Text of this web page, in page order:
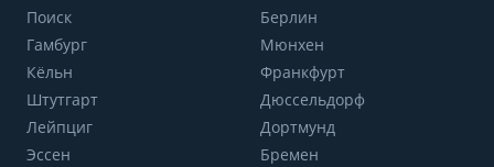
Поиск
Берлин
Гамбург
Мюнхен
Кёльн
Франкфурт
Штутгарт
Дюссельдорф
Лейпциг
Дортмунд
Эссен
Бремен